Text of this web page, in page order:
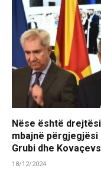
Nëse është
mbajnë
Grubi dhe
18/12/2024